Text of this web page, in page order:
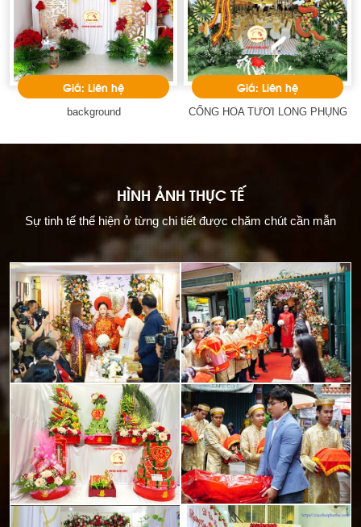
Giá: Liên hệ
background
Giá: Liên hệ
CỔNG HOA TƯƠI LONG PHỤNG
HÌNH ẢNH THỰC TẾ
Sự tinh tế thể hiện ở từng chi tiết được chăm chút cần mẫn